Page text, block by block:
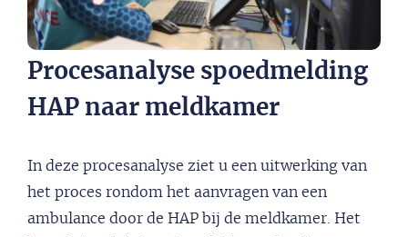
Procesanalyse spoedmelding
HAP naar meldkamer
In deze procesanalyse ziet u een uitwerking van
het proces rondom het aanvragen van een
ambulance door de HAP bij de meldkamer. Het